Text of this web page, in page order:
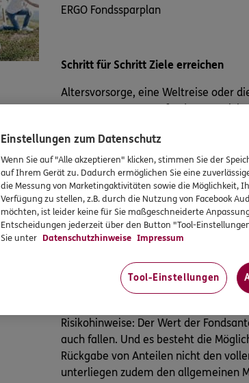
ERGO Fondssparplan
Schritt für Schritt Ziele erreichen
Altersvorsorge, eine Weltreise oder
unserem Investmentfonds zu
Gute Gründe für den ERGO
Starten können Sie schon ab 25
Chance auf eine attraktive
Hohe Flexibilität: Sie können
Fonds tauschen
Langfristig können Sie einen
Durchschnittspreiseffekt (Cost-
Mit der MEAG steht Ihnen ein
Für jeden bis zum 31. März
Baum in Deutschland
Risikohinweise: Der Wert der
auch fallen. Und es besteht die
Rückgabe von Anteilen nicht den
unterliegen zudem den allgemeinen
Einstellungen zum Datenschutz
Wenn Sie auf "Alle akzeptieren" klicken, stimmen Sie der
auf Ihrem Gerät zu. Dadurch ermöglichen Sie eine
die Messung von Marketingaktivitäten sowie die Möglichkeit,
Verfügung zu stellen, z.B. durch die Nutzung von Facebook
möchten, ist leider keine für Sie maßgeschneiderte
Entscheidungen jederzeit über den Button "Tool-
Sie unter Datenschutzhinweise Impressum
Tool-Einstellungen